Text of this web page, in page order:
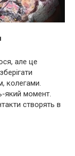
але це
колегами.
який момент.
створять в